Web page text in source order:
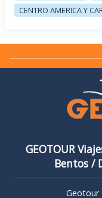
CENTRO AMERICA Y
GEOTOUR
Bentos /
Geotour